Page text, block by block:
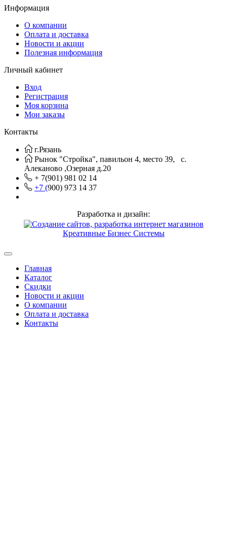
Информация
О компании
Оплата и доставка
Новости и акции
Полезная информация
Личный кабинет
Вход
Регистрация
Моя корзина
Мои заказы
Контакты
г.Рязань
Рынок "Стройка", павильон 4, место 39, с.
Алеканово ,Озерная д.20
+ 7(901) 981 02 14
+7 (900) 973 14 37
Разработка и дизайн:
Креативные Бизнес Системы
Главная
Каталог
Скидки
Новости и акции
О компании
Оплата и доставка
Контакты